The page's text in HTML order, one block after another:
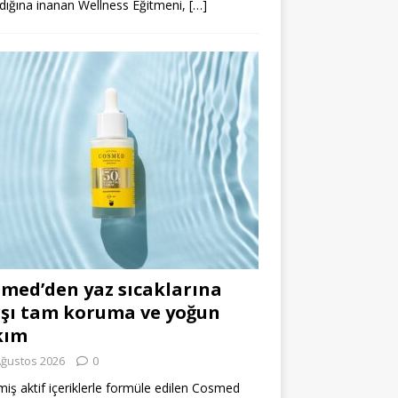
inanan Wellness Eğitmeni, […]
yaz sıcaklarına
tam koruma ve yoğun
2026 0
aktif içeriklerle formüle edilen Cosmed